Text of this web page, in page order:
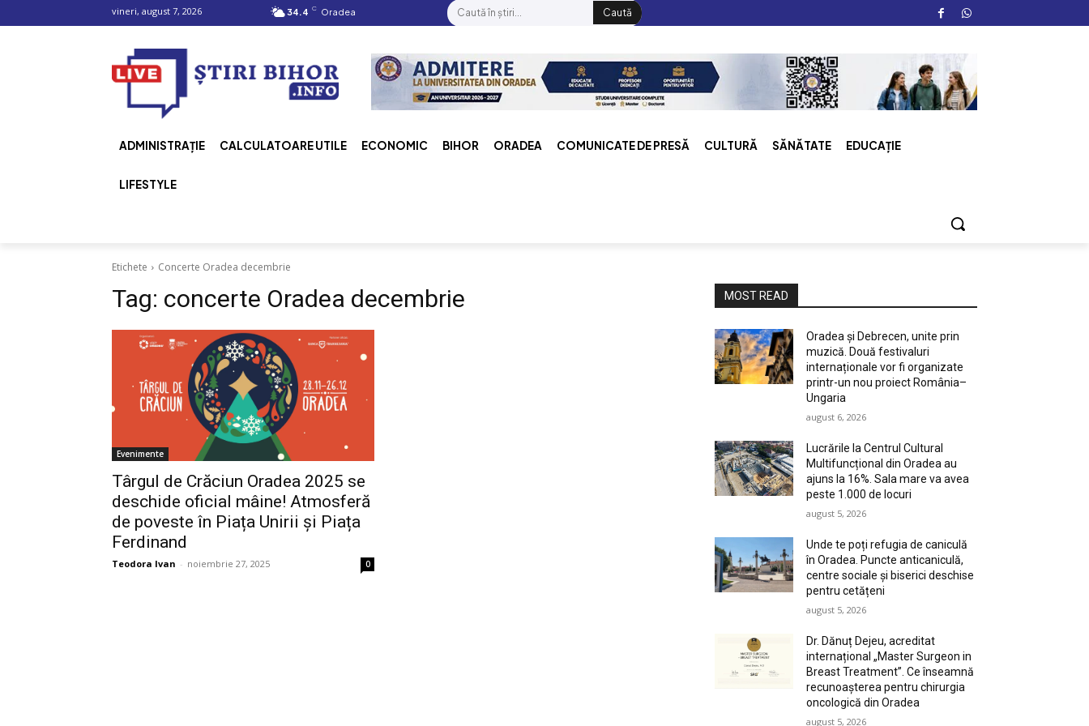
vineri, august 7, 2026 34.4 C Oradea Caută
ADMINISTRAȚIE CALCULATOARE UTILE ECONOMIC BIHOR ORADEA COMUNICATE DE PRESĂ CULTURĂ SĂNĂTATE EDUCAȚIE
LIFESTYLE
Etichete Concerte Oradea decembrie
Tag: concerte Oradea decembrie
Evenimente
Târgul de Crăciun Oradea 2025 se
deschide oficial mâine! Atmosferă
de poveste în Piața Unirii și Piața
Ferdinand
Teodora Ivan - noiembrie 27, 2025 0
MOST READ
Oradea și Debrecen, unite prin
muzică. Două festivaluri
internaționale vor fi organizate
printr-un nou proiect România–
Ungaria
august 6, 2026
Lucrările la Centrul Cultural
Multifuncțional din Oradea au
ajuns la 16%. Sala mare va avea
peste 1.000 de locuri
august 5, 2026
Unde te poți refugia de caniculă
în Oradea. Puncte anticaniculă,
centre sociale și biserici deschise
pentru cetățeni
august 5, 2026
Dr. Dănuț Dejeu, acreditat
internațional „Master Surgeon in
Breast Treatment”. Ce înseamnă
recunoașterea pentru chirurgia
oncologică din Oradea
august 5, 2026